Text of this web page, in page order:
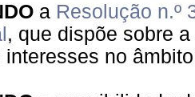
a Resolução n.º
, que dispõe sobre
no